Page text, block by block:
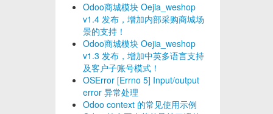
Odoo商城模块 Oejia_weshop
v1.4 发布，增加内部采购商城场
景的支持！
Odoo商城模块 Oejia_weshop
v1.3 发布，增加中英多语言支持
及客户子账号模式！
OSError [Errno 5] Input/output
error 异常处理
Odoo context 的常见使用示例